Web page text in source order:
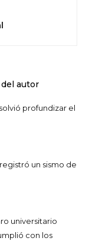
del autor
profundizar el
un sismo de
universitario
con los